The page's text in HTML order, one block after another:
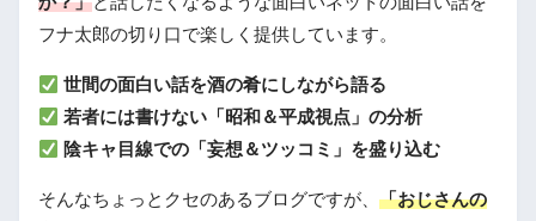
フナ太郎の切り口で楽しく提供しています。
世間の面白い話を酒の肴にしながら語る
若者には書けない「昭和＆平成視点」の分析
陰キャ目線での「妄想＆ツッコミ」を盛り込む
そんなちょっとクセのあるブログですが、 「おじさんの